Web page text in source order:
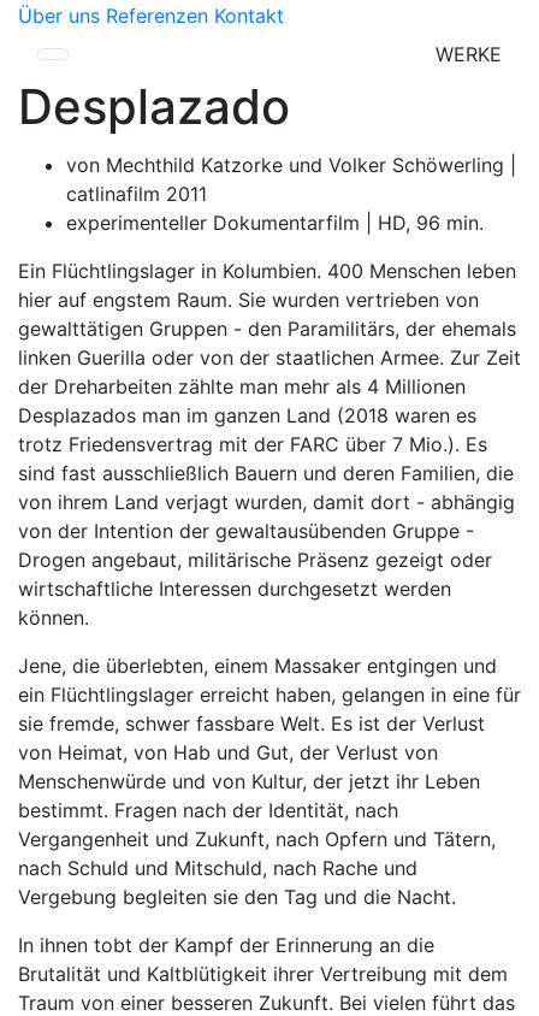
Über uns Referenzen Kontakt
WERKE
Desplazado
von Mechthild Katzorke und Volker Schöwerling |
catlinafilm 2011
experimenteller Dokumentarfilm | HD, 96 min.
Ein Flüchtlingslager in Kolumbien. 400 Menschen leben
hier auf engstem Raum. Sie wurden vertrieben von
gewalttätigen Gruppen - den Paramilitärs, der ehemals
linken Guerilla oder von der staatlichen Armee. Zur Zeit
der Dreharbeiten zählte man mehr als 4 Millionen
Desplazados man im ganzen Land (2018 waren es
trotz Friedensvertrag mit der FARC über 7 Mio.). Es
sind fast ausschließlich Bauern und deren Familien, die
von ihrem Land verjagt wurden, damit dort - abhängig
von der Intention der gewaltausübenden Gruppe -
Drogen angebaut, militärische Präsenz gezeigt oder
wirtschaftliche Interessen durchgesetzt werden
können.
Jene, die überlebten, einem Massaker entgingen und
ein Flüchtlingslager erreicht haben, gelangen in eine für
sie fremde, schwer fassbare Welt. Es ist der Verlust
von Heimat, von Hab und Gut, der Verlust von
Menschenwürde und von Kultur, der jetzt ihr Leben
bestimmt. Fragen nach der Identität, nach
Vergangenheit und Zukunft, nach Opfern und Tätern,
nach Schuld und Mitschuld, nach Rache und
Vergebung begleiten sie den Tag und die Nacht.
In ihnen tobt der Kampf der Erinnerung an die
Brutalität und Kaltblütigkeit ihrer Vertreibung mit dem
Traum von einer besseren Zukunft. Bei vielen führt das